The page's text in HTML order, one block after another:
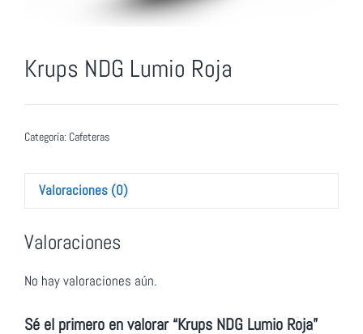
Krups NDG Lumio Roja
Categoría: Cafeteras
Valoraciones (0)
Valoraciones
No hay valoraciones aún.
Sé el primero en valorar “Krups NDG Lumio Roja”